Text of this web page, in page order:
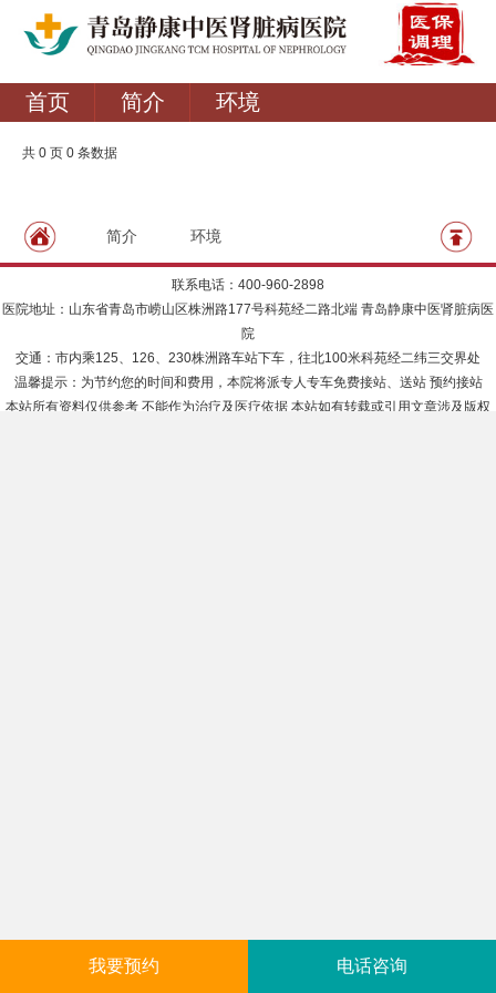
首页 简介 环境
共 0 页 0 条数据
简介 环境
联系电话：400-960-2898
医院地址：山东省青岛市崂山区株洲路177号科苑经二路北端 青岛静康中医肾脏病医
院
交通：市内乘125、126、230株洲路车站下车，往北100米科苑经二纬三交界处
温馨提示：为节约您的时间和费用，本院将派专人专车免费接站、送站 预约接站
本站所有资料仅供参考 不能作为治疗及医疗依据 本站如有转载或引用文章涉及版权
我要预约 电话咨询